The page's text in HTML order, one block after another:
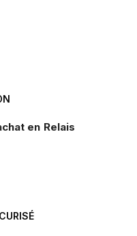
en Relais